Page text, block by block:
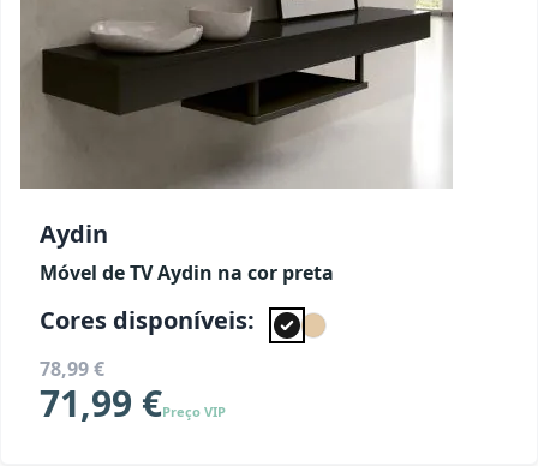
Aydin
Móvel de TV Aydin na cor preta
Cores disponíveis:
78,99 €
71,99 €Preço VIP